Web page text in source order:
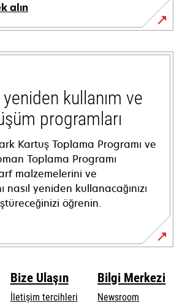
alın
kullanım ve
programları
Kartuş Toplama Programı ve
Toplama Programı
malzemelerini ve
nasıl yeniden kullanacağınızı
öğrenin.
Bize Ulaşın
İletişim tercihleri
Bilgi Merkezi
Newsroom